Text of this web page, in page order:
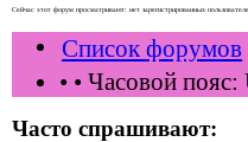
Сейчас этот форум просматривают: нет зарегистрированных
Список форумов
• • Часовой пояс:
Часто спрашивают: